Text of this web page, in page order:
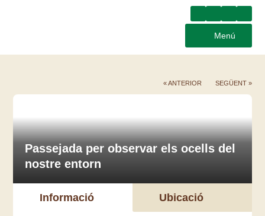
Menú
« ANTERIOR SEGÜENT »
Passejada per observar els ocells del
nostre entorn
Informació Ubicació